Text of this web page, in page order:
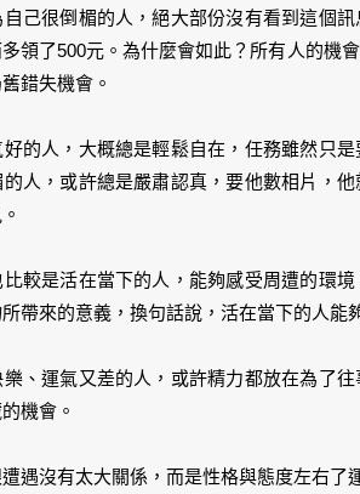
己很倒楣的人，絕大部份沒有看到這個
領了500元。為什麼會如此？所有人的機
錯失機會。
的人，大概總是輕鬆自在，任務雖然只
的人，或許總是嚴肅認真，要他數相片，
較是活在當下的人，能夠感受周遭的環
帶來的意義，換句話說，活在當下的人能
、運氣又差的人，或許精力都放在為了
機會。
遇沒有太大關係，而是性格與態度左右了